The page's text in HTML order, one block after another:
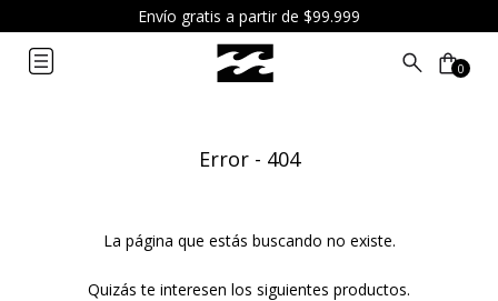
6 cuotas sin interés a partir de $119.999
0
Error - 404
La página que estás buscando no existe.
Quizás te interesen los siguientes productos.